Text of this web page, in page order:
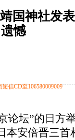
国神社发
遗憾
信CD至106580009009
论坛”的日
本安倍晋三首